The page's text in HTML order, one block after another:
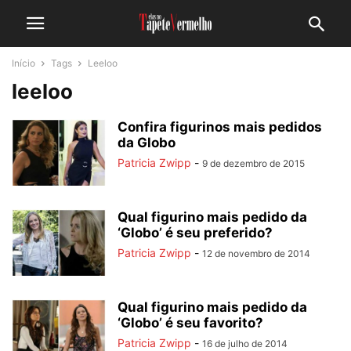
Início Tags Leeloo
leeloo
Confira figurinos mais pedidos
da Globo
Patricia Zwipp - 9 de dezembro de 2015
Qual figurino mais pedido da
‘Globo’ é seu preferido?
Patricia Zwipp - 12 de novembro de 2014
Qual figurino mais pedido da
‘Globo’ é seu favorito?
Patricia Zwipp - 16 de julho de 2014